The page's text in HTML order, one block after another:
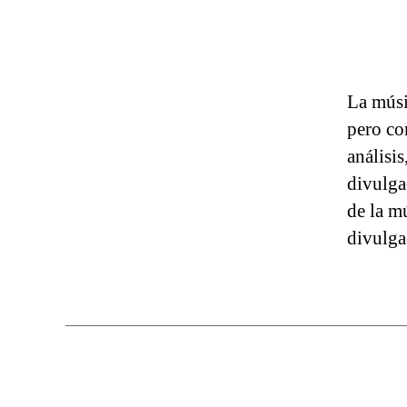
La
pero
de la